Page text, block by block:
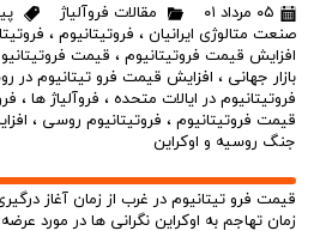
۰۵ مرداد ۰۱ مقالات فروآلیاژ
صنعت متالوژی ایرانیان ، فروتیتانیوم ،
افزایش قیمت فروتیتانیوم ، قیمت
بازار جهانی ، افزایش قیمت فرو تیتانیوم در
فروتیتانیوم در ایالات متحده ، فروآلیاژ ها ،
قیمت فروتیتانیوم ، فروتیتانیوم روسی ،
جنگ روسیه و اوکراین
قیمت فرو تیتانیوم در غرب از زمان آغاز
زمان تهاجم به اوکراین نگرانی ها در مورد